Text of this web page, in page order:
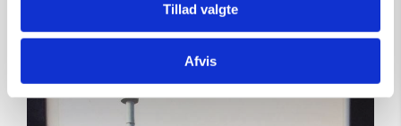
Tillad valgte
Afvis